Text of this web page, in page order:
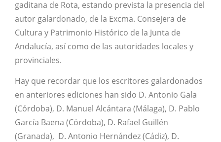
gaditana de Rota, estando prevista la presencia del
autor galardonado, de la Excma. Consejera de
Cultura y Patrimonio Histórico de la Junta de
Andalucía, así como de las autoridades locales y
provinciales.
Hay que recordar que los escritores galardonados
en anteriores ediciones han sido D. Antonio Gala
(Córdoba), D. Manuel Alcántara (Málaga), D. Pablo
García Baena (Córdoba), D. Rafael Guillén
(Granada), D. Antonio Hernández (Cádiz), D.